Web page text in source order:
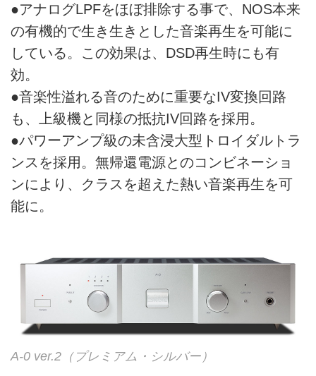
●アナログLPFをほぼ排除する事で、NOS本来
の有機的で生き生きとした音楽再生を可能に
している。この効果は、DSD再生時にも有
効。
●音楽性溢れる音のために重要なIV変換回路
も、上級機と同様の抵抗IV回路を採用。
●パワーアンプ級の未含浸大型トロイダルトラ
ンスを採用。無帰還電源とのコンビネーショ
ンにより、クラスを超えた熱い音楽再生を可
能に。
A-0 ver.2（プレミアム・シルバー）